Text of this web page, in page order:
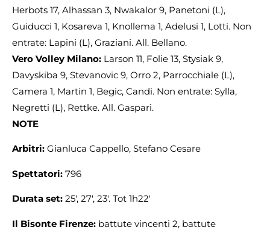
Herbots 17, Alhassan 3, Nwakalor 9, Panetoni (L),
Guiducci 1, Kosareva 1, Knollema 1, Adelusi 1, Lotti. Non
entrate: Lapini (L), Graziani. All. Bellano.
Vero Volley Milano: Larson 11, Folie 13, Stysiak 9,
Davyskiba 9, Stevanovic 9, Orro 2, Parrocchiale (L),
Camera 1, Martin 1, Begic, Candi. Non entrate: Sylla,
Negretti (L), Rettke. All. Gaspari.
NOTE
Arbitri: Gianluca Cappello, Stefano Cesare
Spettatori: 796
Durata set: 25′, 27′, 23′. Tot 1h22′
Il Bisonte Firenze: battute vincenti 2, battute